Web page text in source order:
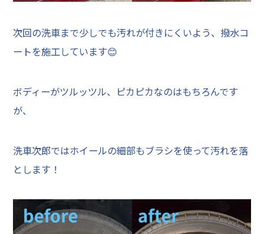
次回の洗車まで少しでも汚れが付きにくいよう、撥水コ
ートを施工しています😊
ボディーがツルッツル、ピカピカなのはもちろんです
が、
洗車次郎ではホイールの細部もブラシを使って汚れを落
とします！